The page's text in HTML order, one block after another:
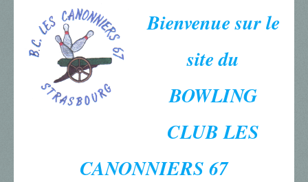
Bienvenue sur le
site du
BOWLING
CLUB LES
CANONNIERS 67